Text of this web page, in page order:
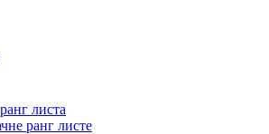
листа
ранг листе